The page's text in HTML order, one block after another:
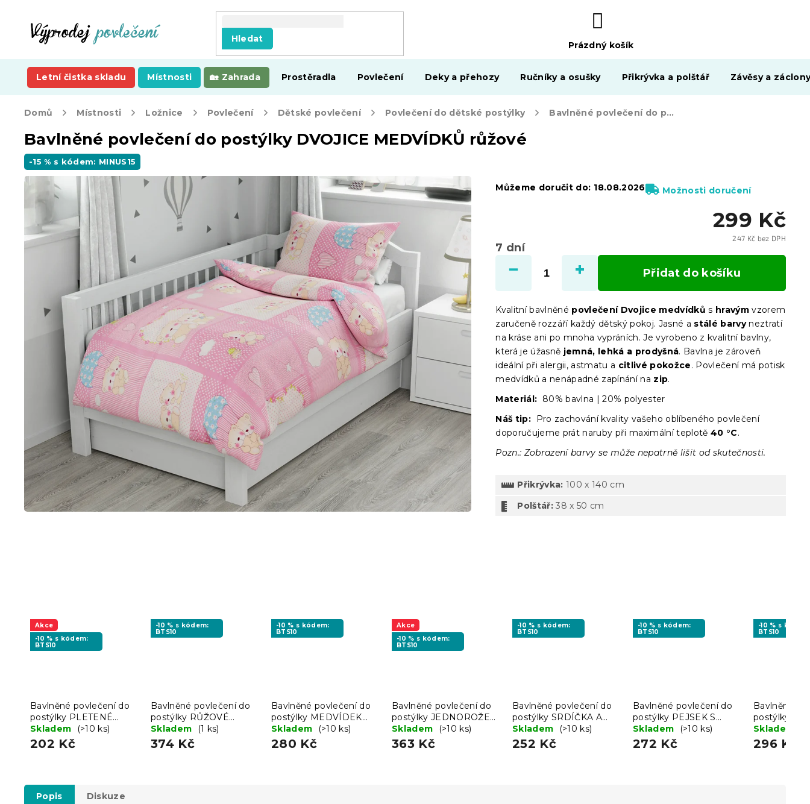
Hledat
NÁKUPNÍ
KOŠÍK
Prázdný košík
Letní čistka skladu Místnosti Zahrada Prostěradla Povlečení Deky a přehozy Ručníky a osušky Přikrývka a polštář Závěsy a
Domů Místnosti Ložnice Povlečení Dětské povlečení Povlečení do dětské postýlky Bavlněné povlečení do postýlky DVOJICE MEDVÍDKŮ růžové
Bavlněné povlečení do postýlky DVOJICE MEDVÍDKŮ růžové
-15 % s kódem: MINUS15
299 Kč
247 Kč bez DPH
cena:
7 dní
Můžeme doručit do: 18.08.2026 Možnosti doručení
Přidat do košíku
Kvalitní bavlněné povlečení Dvojice medvídků s hravýmvzorem
zaručeně rozzáří každý dětský pokoj. Jasné a stálé barvyneztratí
na kráse ani po mnoha vypráních. Je vyrobeno z kvalitní bavlny,
která je úžasně jemná, lehká a prodyšná. Bavlna je zároveň
ideální při alergii, astmatu a citlivé pokožce. Povlečení má potisk
medvídků a nenápadné zapínání na zip.
Materiál: 80% bavlna | 20% polyester
Náš tip: Pro zachování kvality vašeho oblíbeného povlečení
doporučujeme prát naruby při maximální teplotě40 °C.
Pozn.: Zobrazení barvy se může nepatrně lišit od skutečnosti.
Přikrývka: 100 x 140 cm
Polštář: 38 x 50 cm
Akce
-10 % s kódem:
BTS10
Bavlněné povlečení do
postýlky PLETENÉ
ZEBRY hnědé
Skladem (>10 ks)
202 Kč
-10 % s kódem:
BTS10
Bavlněné povlečení do
postýlky RŮŽOVÉ
KOSATKY bílé
Skladem (1 ks)
374 Kč
-10 % s kódem:
BTS10
Bavlněné povlečení do
postýlky MEDVÍDEK
LOVE hnědé
Skladem (>10 ks)
280 Kč
Akce
-10 % s kódem:
BTS10
Bavlněné povlečení do
postýlky JEDNOROŽEC
A MĚSÍC bílé
Skladem (>10 ks)
363 Kč
-10 % s kódem:
BTS10
Bavlněné povlečení do
postýlky SRDÍČKA A
PUNTÍKY krémové
Skladem (>10 ks)
252 Kč
-10 % s kódem:
BTS10
Bavlněné povlečení do
postýlky PEJSEK S
MEDVÍDKEM hnědé
Skladem (>10 ks)
272 Kč
-10 % s
BTS10
Bavlněné
postýlky
MEDVÍDKA
Skladem
296 Kč
Popis Diskuze